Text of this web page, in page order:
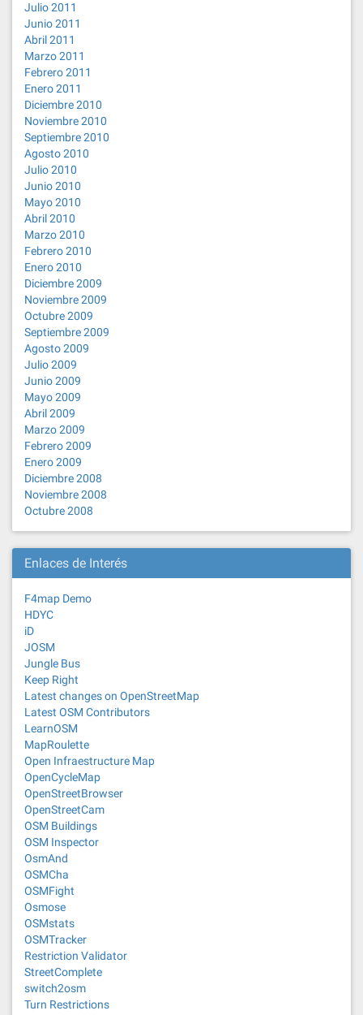
Julio 2011
Junio 2011
Abril 2011
Marzo 2011
Febrero 2011
Enero 2011
Diciembre 2010
Noviembre 2010
Septiembre 2010
Agosto 2010
Julio 2010
Junio 2010
Mayo 2010
Abril 2010
Marzo 2010
Febrero 2010
Enero 2010
Diciembre 2009
Noviembre 2009
Octubre 2009
Septiembre 2009
Agosto 2009
Julio 2009
Junio 2009
Mayo 2009
Abril 2009
Marzo 2009
Febrero 2009
Enero 2009
Diciembre 2008
Noviembre 2008
Octubre 2008
Enlaces de Interés
F4map Demo
HDYC
iD
JOSM
Jungle Bus
Keep Right
Latest changes on OpenStreetMap
Latest OSM Contributors
LearnOSM
MapRoulette
Open Infraestructure Map
OpenCycleMap
OpenStreetBrowser
OpenStreetCam
OSM Buildings
OSM Inspector
OsmAnd
OSMCha
OSMFight
Osmose
OSMstats
OSMTracker
Restriction Validator
StreetComplete
switch2osm
Turn Restrictions